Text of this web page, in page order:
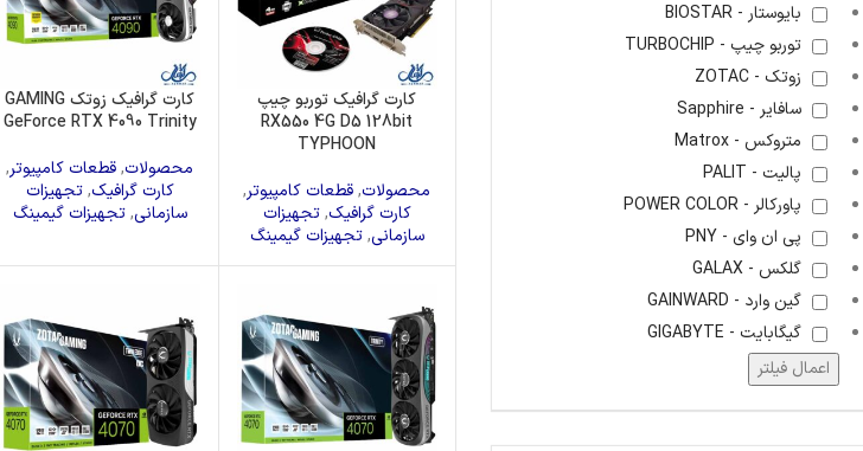
بایوستار - BIOSTAR
توربو چیپ - TURBOCHIP
زوتک - ZOTAC
سافایر - Sapphire
متروکس - Matrox
پالیت - PALIT
پاورکالر - POWER COLOR
پی ان وای - PNY
گلکس - GALAX
گین وارد - GAINWARD
گیگابایت - GIGABYTE
اعمال فیلتر
کارت گرافیک توربو چیپ
RX550 4G D5 128bit
TYPHOON
محصولات,قطعات کامپیوتر,
کارت گرافیک,تجهیزات
سازمانی,تجهیزات گیمینگ
کارت گرافیک زوتک GAMING
GeForce RTX 4090 Trinity
محصولات,قطعات کامپیوتر,
کارت گرافیک,تجهیزات
سازمانی,تجهیزات گیمینگ